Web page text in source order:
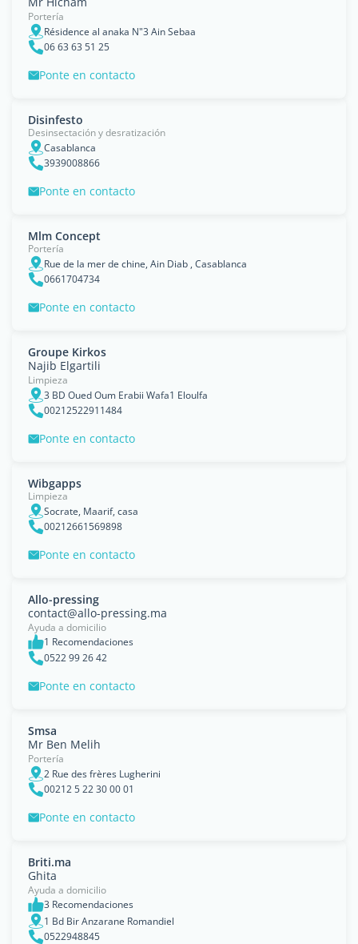
Portería
Résidence al anaka N"3 Ain Sebaa
06 63 63 51 25
Ponte en contacto
Disinfesto
Desinsectación y desratización
Casablanca
3939008866
Ponte en contacto
Mlm Concept
Portería
Rue de la mer de chine, Ain Diab , Casablanca
0661704734
Ponte en contacto
Groupe Kirkos
Najib Elgartili
Limpieza
3 BD Oued Oum Erabii Wafa1 Eloulfa
00212522911484
Ponte en contacto
Wibgapps
Limpieza
Socrate, Maarif, casa
00212661569898
Ponte en contacto
Allo-pressing
contact@allo-pressing.ma
Ayuda a domicilio
1 Recomendaciones
0522 99 26 42
Ponte en contacto
Smsa
Mr Ben Melih
Portería
2 Rue des frères Lugherini
00212 5 22 30 00 01
Ponte en contacto
Briti.ma
Ghita
Ayuda a domicilio
3 Recomendaciones
1 Bd Bir Anzarane Romandiel
0522948845